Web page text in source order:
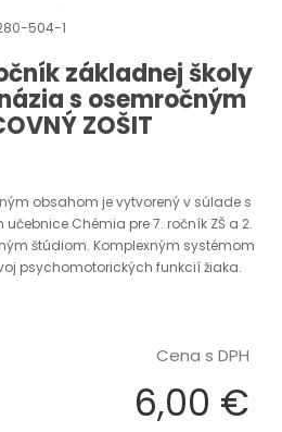
504-1
základnej školy
s osemročným
ZOŠIT
obsahom je vytvorený v súlade s
Chémia pre 7. ročník ZŠ a 2.
štúdiom. Komplexným systémom
psychomotorických funkcií žiaka.
Cena s DPH
6,00 €